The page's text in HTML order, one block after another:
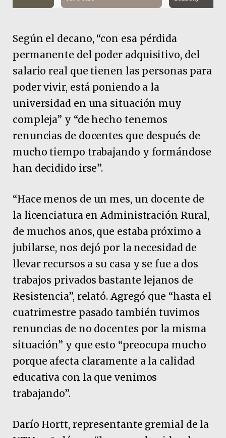
Según el decano, “con esa pérdida
permanente del poder adquisitivo, del
salario real que tienen las personas para
poder vivir, está poniendo a la
universidad en una situación muy
compleja” y “de hecho tenemos
renuncias de docentes que después de
mucho tiempo trabajando y formándose
han decidido irse”.
“Hace menos de un mes, un docente de
la licenciatura en Administración Rural,
de muchos años, que estaba próximo a
jubilarse, nos dejó por la necesidad de
llevar recursos a su casa y se fue a dos
trabajos privados bastante lejanos de
Resistencia”, relató. Agregó que “hasta el
cuatrimestre pasado también tuvimos
renuncias de no docentes por la misma
situación” y que esto “preocupa mucho
porque afecta claramente a la calidad
educativa con la que venimos
trabajando”.
Darío Hortt, representante gremial de la